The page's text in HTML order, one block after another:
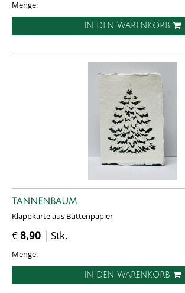
Menge:
IN DEN WARENKORB
TANNENBAUM
Klappkarte aus Büttenpapier
€8,90 | Stk.
Menge:
IN DEN WARENKORB